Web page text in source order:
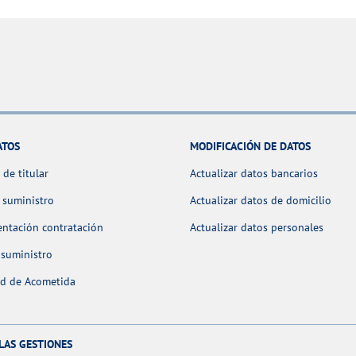
de titular
suministro
contratación
de Acometida
MODIFICACIÓN DE DATOS
Actualizar datos bancarios
Actualizar datos de domicilio
Actualizar datos personales
GESTIONES